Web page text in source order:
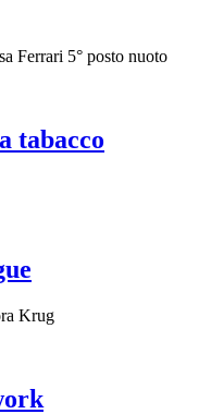
Ferrari 5° posto nuoto
tabacco
Krug